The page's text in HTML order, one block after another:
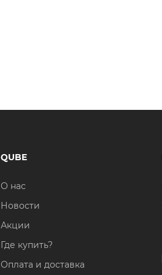
QUBE
О нас
Новости
Акции
Где купить?
Оплата и доставка